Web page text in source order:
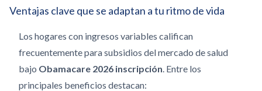
Ventajas clave que se adaptan a tu ritmo de vida
Los hogares con ingresos variables califican
frecuentemente para subsidios del mercado de salud
bajo Obamacare 2026 inscripción. Entre los
principales beneficios destacan: